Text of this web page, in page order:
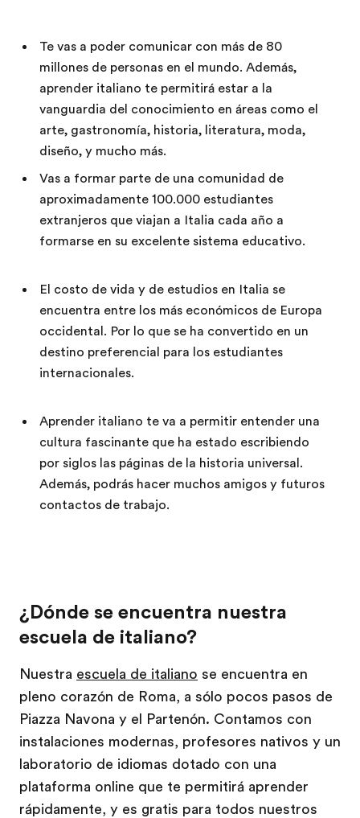
Te vas a poder comunicar con más de 80
millones de personas en el mundo. Además,
aprender italiano te permitirá estar a la
vanguardia del conocimiento en áreas como el
arte, gastronomía, historia, literatura, moda,
diseño, y mucho más.
Vas a formar parte de una comunidad de
aproximadamente 100.000 estudiantes
extranjeros que viajan a Italia cada año a
formarse en su excelente sistema educativo.
El costo de vida y de estudios en Italia se
encuentra entre los más económicos de Europa
occidental. Por lo que se ha convertido en un
destino preferencial para los estudiantes
internacionales.
Aprender italiano te va a permitir entender una
cultura fascinante que ha estado escribiendo
por siglos las páginas de la historia universal.
Además, podrás hacer muchos amigos y futuros
contactos de trabajo.
¿Dónde se encuentra nuestra
escuela de italiano?
Nuestra escuela de italiano se encuentra en
pleno corazón de Roma, a sólo pocos pasos de
Piazza Navona y el Partenón. Contamos con
instalaciones modernas, profesores nativos y un
laboratorio de idiomas dotado con una
plataforma online que te permitirá aprender
rápidamente, y es gratis para todos nuestros